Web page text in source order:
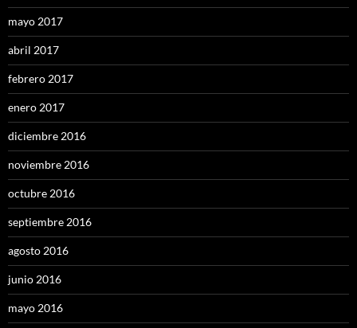
mayo 2017
abril 2017
febrero 2017
enero 2017
diciembre 2016
noviembre 2016
octubre 2016
septiembre 2016
agosto 2016
junio 2016
mayo 2016